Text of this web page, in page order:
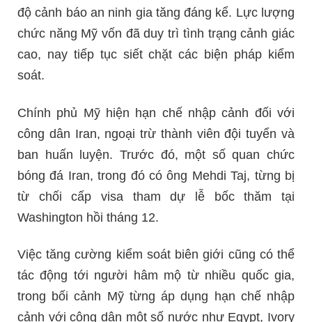
độ cảnh báo an ninh gia tăng đáng kể. Lực lượng
chức năng Mỹ vốn đã duy trì tình trạng cảnh giác
cao, nay tiếp tục siết chặt các biện pháp kiểm
soát.
Chính phủ Mỹ hiện hạn chế nhập cảnh đối với
công dân Iran, ngoại trừ thành viên đội tuyển và
ban huấn luyện. Trước đó, một số quan chức
bóng đá Iran, trong đó có ông Mehdi Taj, từng bị
từ chối cấp visa tham dự lễ bốc thăm tại
Washington hồi tháng 12.
Việc tăng cường kiểm soát biên giới cũng có thể
tác động tới người hâm mộ từ nhiều quốc gia,
trong bối cảnh Mỹ từng áp dụng hạn chế nhập
cảnh với công dân một số nước như Egypt, Ivory